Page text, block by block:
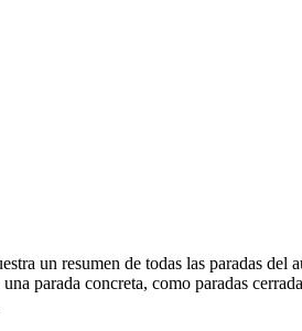
un resumen de todas las paradas
parada concreta, como paradas